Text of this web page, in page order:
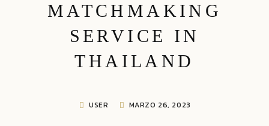
MATCHMAKING
SERVICE IN
THAILAND
USER MARZO 26, 2023